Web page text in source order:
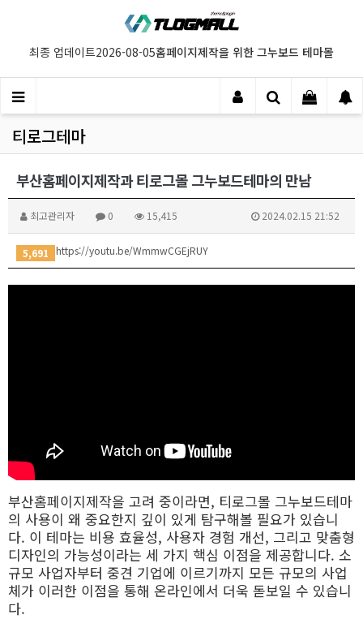
최종 업데이트2026-08-05홈페이지제작을 위한 그누보드 테마몰
티로그테마
부산홈페이지제작과 티로그몰 그누보드테마의 만남
최고관리자 0 15,415 2024.02.15 21:52
5,691 https://youtu.be/WmmwCGEjRUY
부산홈페이지제작을 고려 중이라면, 티로그몰 그누보드테마
의 사용이 왜 중요한지 깊이 있게 탐구해볼 필요가 있습니
다. 이 테마는 비용 효율성, 사용자 경험 개선, 그리고 맞춤형
디자인의 가능성이라는 세 가지 핵심 이점을 제공합니다. 소
규모 사업자부터 중견 기업에 이르기까지 모든 규모의 사업
체가 이러한 이점을 통해 온라인에서 더욱 돋보일 수 있습니
다.